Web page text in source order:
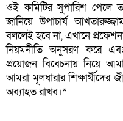
ওই কমিটির সুপারিশ পেলে
জানিয়ে উপাচার্য
বললেই হবে না, এখানে
নিয়মনীতি অনুসরণ করে
প্রয়োজন বিবেচনায় নিয়ে
আমরা মূলধারার শিক্ষার্থীদের
অব্যাহত রাখব।”